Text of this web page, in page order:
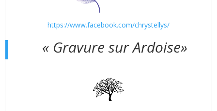
https://www.facebook.com/chrystellys/
« Gravure sur Ardoise»